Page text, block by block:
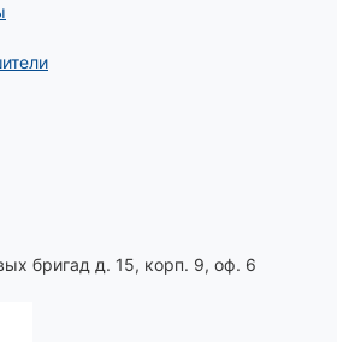
бригад д. 15, корп. 9, оф. 6